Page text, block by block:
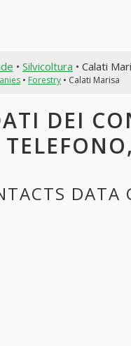
• Silvicoltura • Calati
• Forestry• Calati Marisa
DEI
DATA